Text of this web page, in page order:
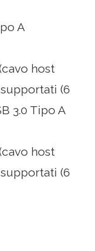
A
host
(6
3.0 Tipo A
host
(6